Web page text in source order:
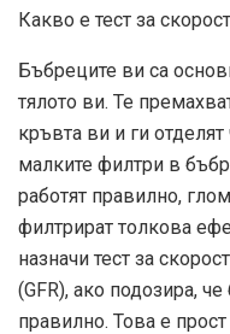
Какво е тест за
Бъбреците ви са
тялото ви. Те
кръвта ви и ги
малките филтри в
работят правилно,
филтрират толкова
назначи тест за
(GFR), ако подозира,
правилно. Това е